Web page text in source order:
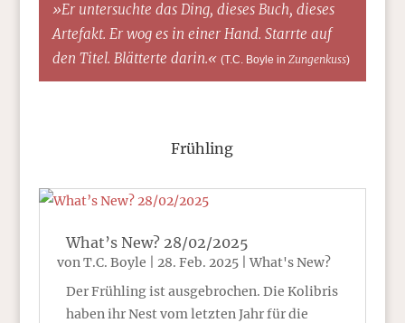
»Er untersuchte das Ding, dieses Buch, dieses
Artefakt. Er wog es in einer Hand. Starrte auf
den Titel. Blätterte darin.« (T.C. Boyle in Zungenkuss)
Frühling
What’s New? 28/02/2025
vonT.C. Boyle 28. Feb. 2025|What's New?
Der Frühling ist ausgebrochen. Die Kolibris
haben ihr Nest vom letzten Jahr für die